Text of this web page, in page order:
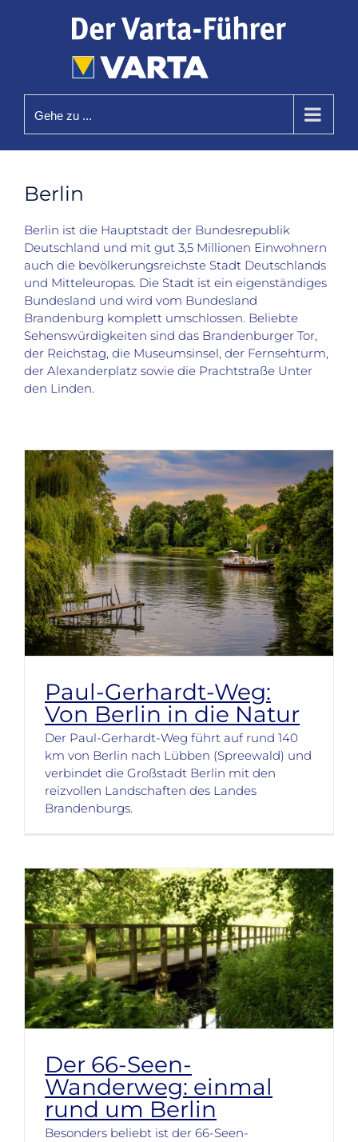
Gehe zu ...
Berlin
Berlin ist die Hauptstadt der Bundesrepublik
Deutschland und mit gut 3,5 Millionen Einwohnern
auch die bevölkerungsreichste Stadt Deutschlands
und Mitteleuropas. Die Stadt ist ein eigenständiges
Bundesland und wird vom Bundesland
Brandenburg komplett umschlossen. Beliebte
Sehenswürdigkeiten sind das Brandenburger Tor,
der Reichstag, die Museumsinsel, der Fernsehturm,
der Alexanderplatz sowie die Prachtstraße Unter
den Linden.
Paul-Gerhardt-Weg:
Von Berlin in die Natur
Der Paul-Gerhardt-Weg führt auf rund 140
km von Berlin nach Lübben (Spreewald) und
verbindet die Großstadt Berlin mit den
reizvollen Landschaften des Landes
Brandenburgs.
Der 66-Seen-
Wanderweg: einmal
rund um Berlin
Besonders beliebt ist der 66-Seen-